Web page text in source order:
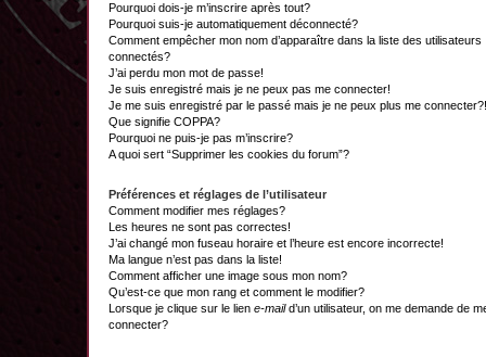
Pourquoi dois-je m’inscrire après tout?
Pourquoi suis-je automatiquement déconnecté?
Comment empêcher mon nom d’apparaître dans la liste des utilisateurs
connectés?
J’ai perdu mon mot de passe!
Je suis enregistré mais je ne peux pas me connecter!
Je me suis enregistré par le passé mais je ne peux plus me connecter?!
Que signifie COPPA?
Pourquoi ne puis-je pas m’inscrire?
A quoi sert “Supprimer les cookies du forum”?
Préférences et réglages de l’utilisateur
Comment modifier mes réglages?
Les heures ne sont pas correctes!
J’ai changé mon fuseau horaire et l’heure est encore incorrecte!
Ma langue n’est pas dans la liste!
Comment afficher une image sous mon nom?
Qu’est-ce que mon rang et comment le modifier?
Lorsque je clique sur le lien e-maild’un utilisateur, on me demande de
connecter?